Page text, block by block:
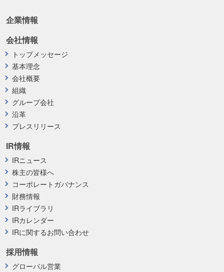
企業情報
採用情報
グローバル営業
会社情報
トップメッセージ
基本理念
会社概要
組織
グループ会社
沿革
プレスリリース
IR情報
IRニュース
株主の皆様へ
コーポレートガバナンス
財務情報
IRライブラリ
IRカレンダー
IRに関するお問い合わせ